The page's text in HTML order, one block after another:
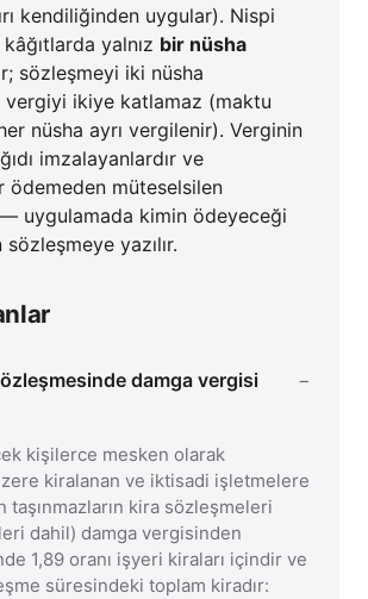
kendiliğinden uygular). Nispi
yalnız bir nüsha
sözleşmeyi iki nüsha
vergiyi ikiye katlamaz (maktu
nüsha ayrı vergilenir). Verginin
imzalayanlardır ve
ödemeden müteselsilen
uygulamada kimin ödeyeceği
yazılır.
damga vergisi
kişilerce mesken olarak
kiralanan ve iktisadi işletmelere
taşınmazların kira sözleşmeleri
dahil) damga vergisinden
1,89 oranı işyeri kiraları içindir ve
süresindeki toplam kiradır: